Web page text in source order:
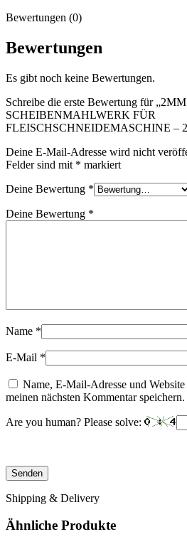
Bewertungen (0)
Bewertungen
Es gibt noch keine Bewertungen.
Schreibe die erste Bewertung für „2MM
SCHEIBENMAHLWERK FÜR
FLEISCHSCHNEIDEMASCHINE –
Deine E-Mail-Adresse wird nicht
Felder sind mit * markiert
Deine Bewertung *
Deine Bewertung *
Name *
E-Mail *
Name, E-Mail-Adresse und
meinen nächsten Kommentar speichern.
Are you human? Please solve:
Shipping & Delivery
Ähnliche Produkte